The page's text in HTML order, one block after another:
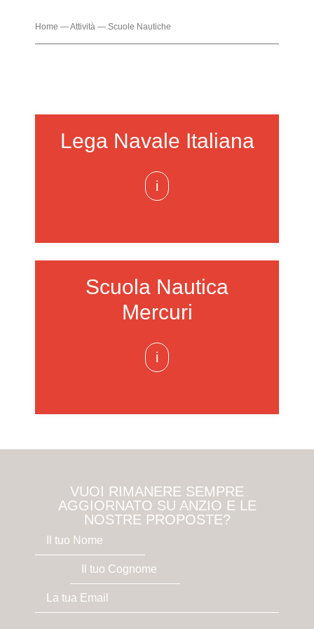
Home —Attività — Scuole Nautiche
Lega Navale Italiana
i
Scuola Nautica
Mercuri
i
VUOI RIMANERE SEMPRE
AGGIORNATO SU ANZIO E LE
NOSTRE PROPOSTE?